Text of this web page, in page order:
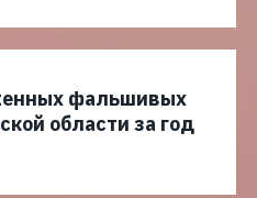
фальшивых
области за год